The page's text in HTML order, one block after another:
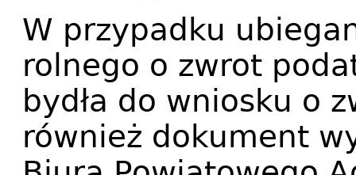
W przypadku
rolnego o zwrot
bydła do wniosku o
również dokument